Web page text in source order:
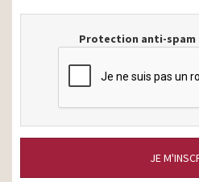
Protection anti-spam
JE